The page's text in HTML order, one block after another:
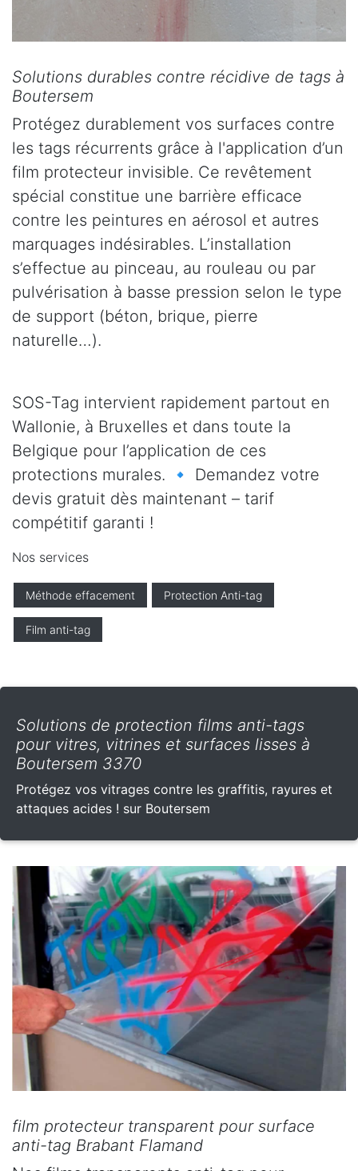
Solutions durables contre récidive de tags à
Boutersem
Protégez durablement vos surfaces contre
les tags récurrents grâce à l'application d’un
film protecteur invisible. Ce revêtement
spécial constitue une barrière efficace
contre les peintures en aérosol et autres
marquages indésirables. L’installation
s’effectue au pinceau, au rouleau ou par
pulvérisation à basse pression selon le type
de support (béton, brique, pierre
naturelle…).
SOS-Tag intervient rapidement partout en
Wallonie, à Bruxelles et dans toute la
Belgique pour l’application de ces
protections murales. 🔹 Demandez votre
devis gratuit dès maintenant – tarif
compétitif garanti !
Nos services
Méthode effacement Protection Anti-tag
Film anti-tag
Solutions de protection films anti-tags
pour vitres, vitrines et surfaces lisses à
Boutersem 3370
Protégez vos vitrages contre les graffitis, rayures et
attaques acides ! sur Boutersem
film protecteur transparent pour surface
anti-tag Brabant Flamand